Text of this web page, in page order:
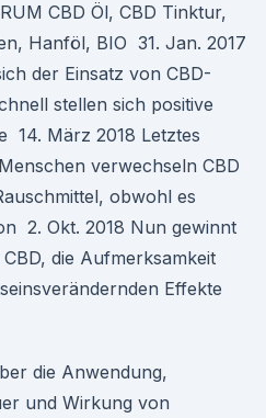
CBD Öl, CBD Tinktur,
Hanföl, BIO 31. Jan. 2017
der Einsatz von CBD-
stellen sich positive
14. März 2018 Letztes
verwechseln CBD
obwohl es
2. Okt. 2018 Nun gewinnt
die Aufmerksamkeit
Effekte
die Anwendung,
und Wirkung von